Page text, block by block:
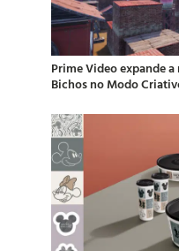
Prime Video expande
Bichos no Modo